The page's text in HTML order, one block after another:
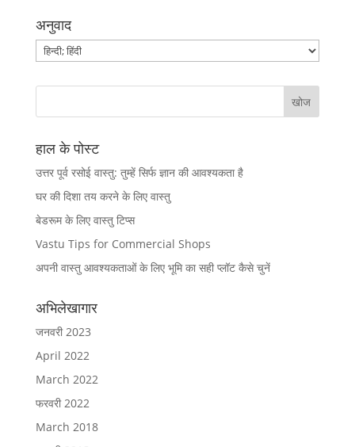
अनुवाद
हाल के पोस्ट
उत्तर पूर्व रसोई वास्तु: तुम्हें सिर्फ ज्ञान की आवश्यकता है
घर की दिशा तय करने के लिए वास्तु
बेडरूम के लिए वास्तु टिप्स
Vastu Tips for Commercial Shops
अपनी वास्तु आवश्यकताओं के लिए भूमि का सही प्लॉट कैसे चुनें
अभिलेखागार
जनवरी 2023
April 2022
March 2022
फरवरी 2022
March 2018